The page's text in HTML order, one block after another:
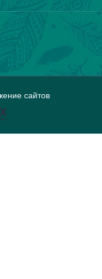
сайтов